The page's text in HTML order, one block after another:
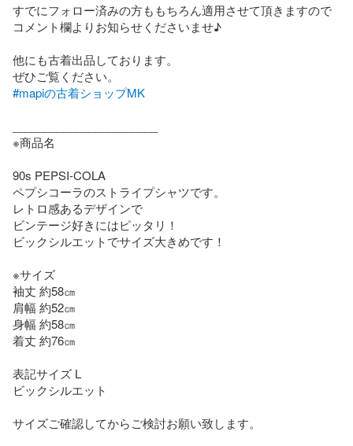
すでにフォロー済みの方ももちろん適用させて頂きますので
コメント欄よりお知らせくださいませ♪
他にも古着出品しております。
#mapiの古着ショップMK
※商品名
90s PEPSI-COLA
ペプシコーラのストライプシャツです。
レトロ感あるデザインで
ビンテージ好きにはピッタリ！
ビックシルエットでサイズ大きめです！
※サイズ
袖丈 約58㎝
肩幅 約52㎝
身幅 約58㎝
着丈 約76㎝
表記サイズ L
ビックシルエット
サイズご確認してからご検討お願い致します。